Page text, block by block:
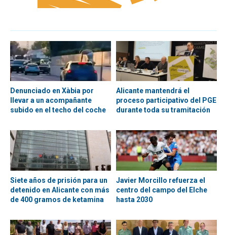
Denunciado en Xàbia por
llevar a un acompañante
subido en el techo del coche
Alicante mantendrá el
proceso participativo del PGE
durante toda su tramitación
Siete años de prisión para un
detenido en Alicante con más
de 400 gramos de ketamina
Javier Morcillo refuerza el
centro del campo del Elche
hasta 2030